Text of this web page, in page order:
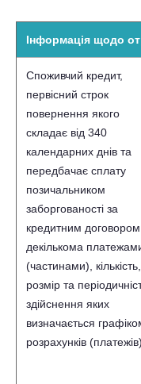
Інформація щодо
Споживчий кредит,
первісний строк
повернення якого
складає від 340
календарних днів та
передбачає сплату
позичальником
заборгованості за
кредитним договором
декількома
(частинами), кількість,
розмір та
здійснення яких
визначається
розрахунків (платежів)